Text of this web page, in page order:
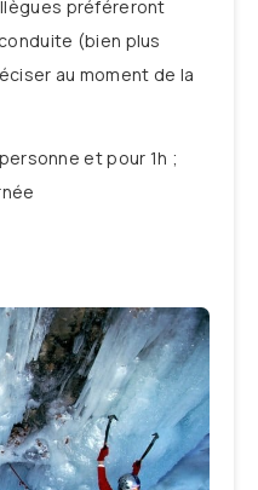
préféreront
(bien plus
au moment de la
et pour 1h ;